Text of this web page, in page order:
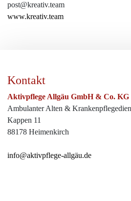
post@kreativ.team
www.kreativ.team
Kontakt
Aktivpflege Allgäu GmbH & Co. KG
Ambulanter Alten &
Kappen 11
88178 Heimenkirch
info@aktivpflege-allgäu.de